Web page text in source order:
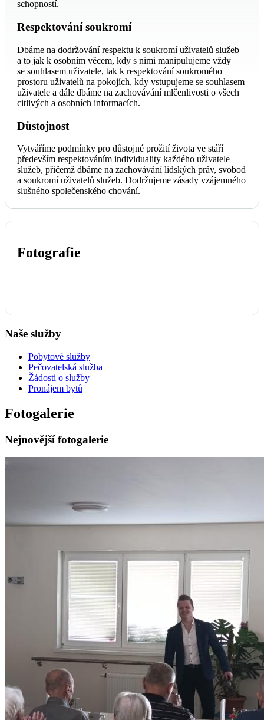
schopností.
Respektování soukromí
Dbáme na dodržování respektu k soukromí uživatelů služeb
a to jak k osobním věcem, kdy s nimi manipulujeme vždy
se souhlasem uživatele, tak k respektování soukromého
prostoru uživatelů na pokojích, kdy vstupujeme se souhlasem
uživatele a dále dbáme na zachovávání mlčenlivosti o všech
citlivých a osobních informacích.
Důstojnost
Vytváříme podmínky pro důstojné prožití života ve stáří
především respektováním individuality každého uživatele
služeb, přičemž dbáme na zachovávání lidských práv, svobod
a soukromí uživatelů služeb. Dodržujeme zásady vzájemného
slušného společenského chování.
Fotografie
Naše služby
Pobytové služby
Pečovatelská služba
Žádosti o služby
Pronájem bytů
Fotogalerie
Nejnovější fotogalerie